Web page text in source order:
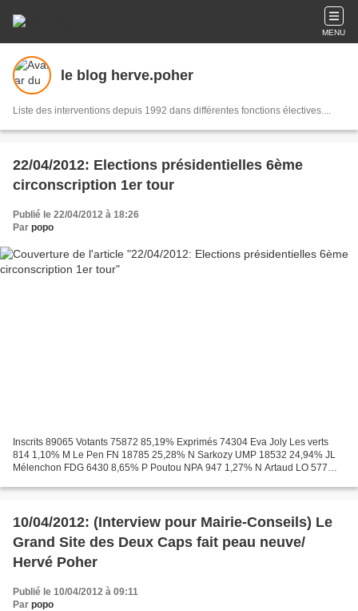
MENU
le blog herve.poher
Liste des interventions depuis 1992 dans différentes fonctions électives....
22/04/2012: Elections présidentielles 6ème
circonscription 1er tour
Publié le 22/04/2012 à 18:26
Par popo
Inscrits 89065 Votants 75872 85,19% Exprimés 74304 Eva Joly Les verts
814 1,10% M Le Pen FN 18785 25,28% N Sarkozy UMP 18532 24,94% JL
Mélenchon FDG 6430 8,65% P Poutou NPA 947 1,27% N Artaud LO 577
10/04/2012: (Interview pour Mairie-Conseils) Le
Grand Site des Deux Caps fait peau neuve/
Hervé Poher
Publié le 10/04/2012 à 09:11
Par popo